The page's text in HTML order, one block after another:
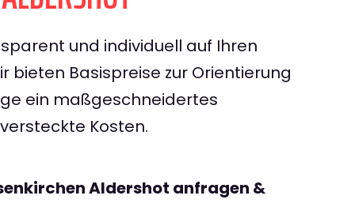
und individuell auf Ihren
bieten Basispreise zur Orientierung
ein maßgeschneidertes
Kosten.
Aldershot anfragen &